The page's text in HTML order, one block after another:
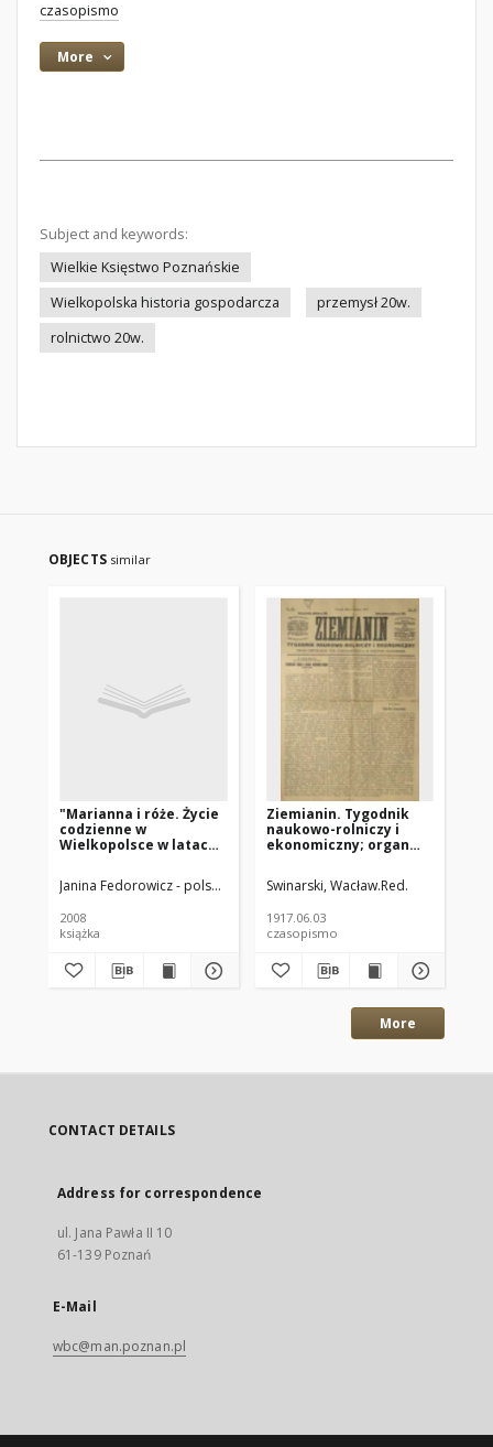
czasopismo
More
Subject and keywords:
Wielkie Księstwo Poznańskie
Wielkopolska historia gospodarcza
przemysł 20w.
rolnictwo 20w.
OBJECTS similar
"Marianna i róże. Życie
codzienne w
Wielkopolsce w latach
rodzinnej"
Janina Fedorowicz - polska pisarka Joanna Konopińska (1925 -1996;
2008
książka
Ziemianin. Tygodnik
naukowo-rolniczy i
ekonomiczny; organ
Towarzystwa
Gospodarczego w
Poznańskiem
1917.06.03 R.68 Nr22
Swinarski, Wacław.Red.
1917.06.03
czasopismo
More
CONTACT DETAILS
Address for correspondence
ul. Jana Pawła II 10
61-139 Poznań
E-Mail
wbc@man.poznan.pl